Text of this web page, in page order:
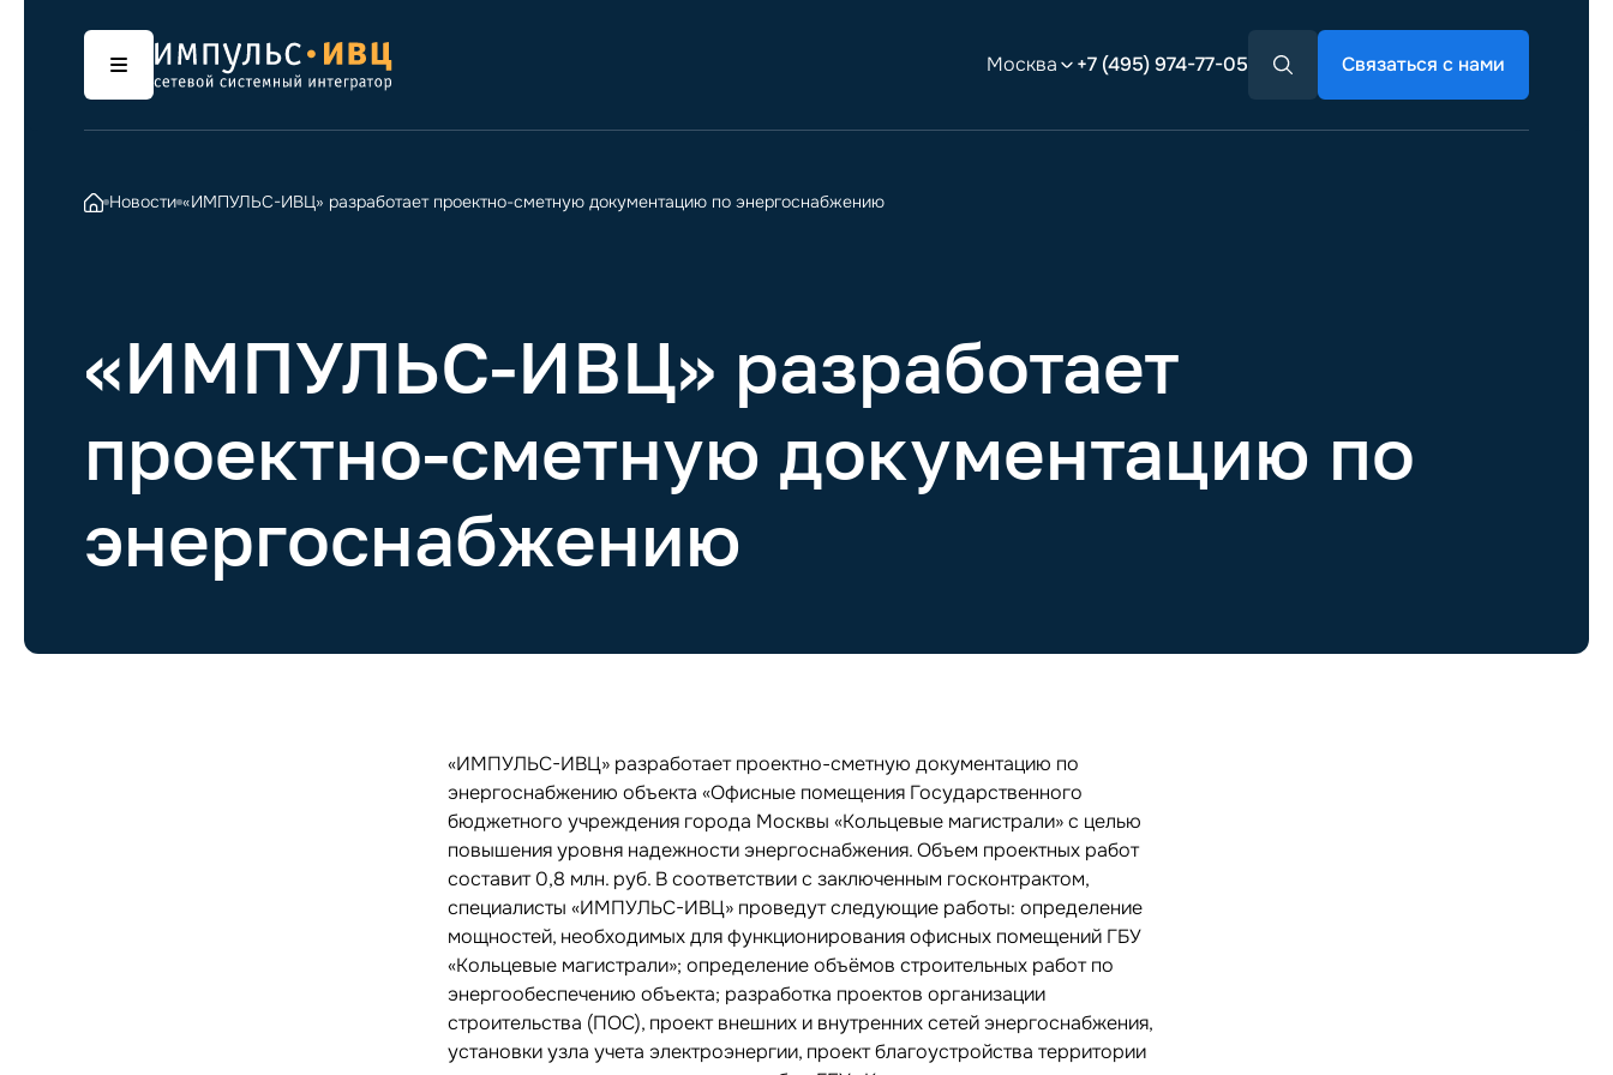
Москва +7 (495) 974-77-05 Связаться с нами
Новости «ИМПУЛЬС-ИВЦ» разработает проектно-сметную документацию по энергоснабжению
«ИМПУЛЬС-ИВЦ» разработает
проектно-сметную документацию по
энергоснабжению
«ИМПУЛЬС-ИВЦ» разработает проектно-сметную документацию по
энергоснабжению объекта «Офисные помещения Государственного
бюджетного учреждения города Москвы «Кольцевые магистрали» с целью
повышения уровня надежности энергоснабжения. Объем проектных работ
составит 0,8 млн. руб. В соответствии с заключенным госконтрактом,
специалисты «ИМПУЛЬС-ИВЦ» проведут следующие работы: определение
мощностей, необходимых для функционирования офисных помещений ГБУ
«Кольцевые магистрали»; определение объёмов строительных работ по
энергообеспечению объекта; разработка проектов организации
строительства (ПОС), проект внешних и внутренних сетей энергоснабжения,
установки узла учета электроэнергии, проект благоустройства территории